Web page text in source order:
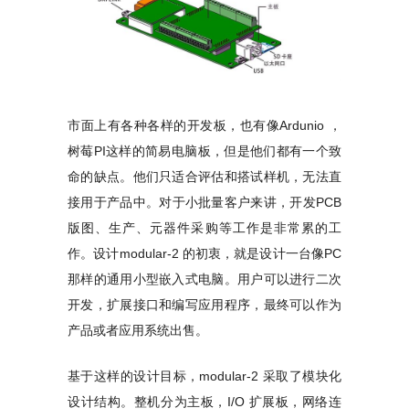
市面上有各种各样的开发板，也有像Ardunio ，
树莓PI这样的简易电脑板，但是他们都有一个致
命的缺点。他们只适合评估和搭试样机，无法直
接用于产品中。对于小批量客户来讲，开发PCB
版图、生产、元器件采购等工作是非常累的工
作。设计modular-2 的初衷，就是设计一台像PC
那样的通用小型嵌入式电脑。用户可以进行二次
开发，扩展接口和编写应用程序，最终可以作为
产品或者应用系统出售。
基于这样的设计目标，modular-2 采取了模块化
设计结构。整机分为主板，I/O 扩展板，网络连